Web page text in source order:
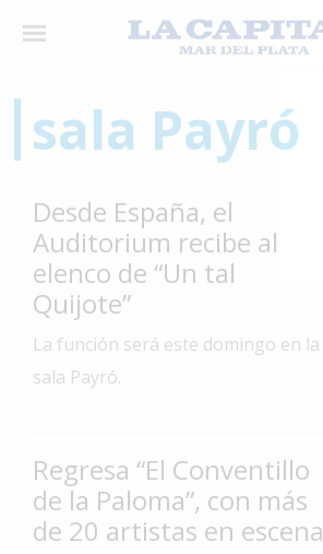
×
El
Mundo
La
Zona
Cultura
Tecnología
Salud
Interés
General
sala Payró
Desde España, el
Auditorium recibe al
elenco de “Un tal
Quijote”
La función será este domingo en la
sala Payró.
Regresa “El Conventillo
de la Paloma”, con más
de 20 artistas en escena